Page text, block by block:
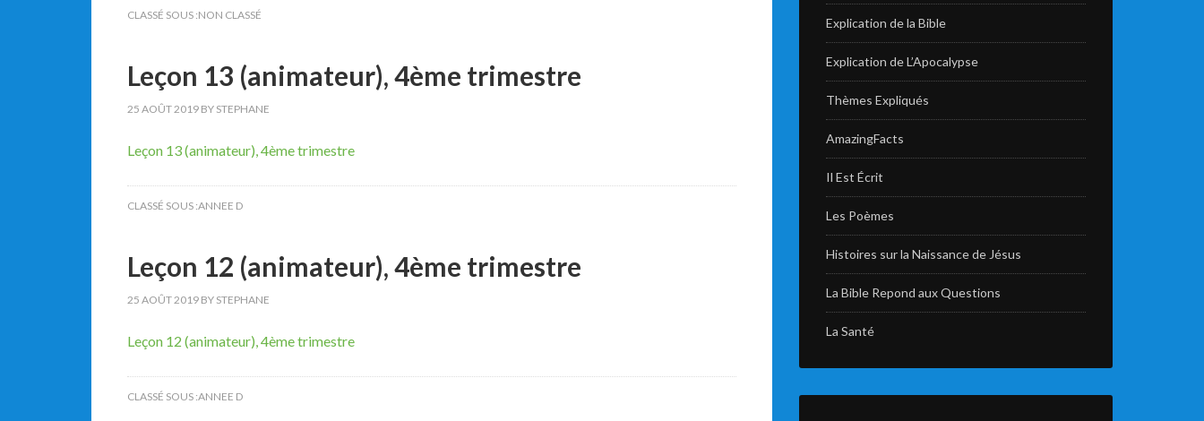
CLASSÉ SOUS :NON CLASSÉ
Leçon 13 (animateur), 4ème trimestre
25 AOÛT 2019 BY STEPHANE
Leçon 13 (animateur), 4ème trimestre
CLASSÉ SOUS :ANNEE D
Leçon 12 (animateur), 4ème trimestre
25 AOÛT 2019 BY STEPHANE
Leçon 12 (animateur), 4ème trimestre
CLASSÉ SOUS :ANNEE D
Explication de la Bible
Explication de L’Apocalypse
Thèmes Expliqués
AmazingFacts
Il Est Écrit
Les Poèmes
Histoires sur la Naissance de Jésus
La Bible Repond aux Questions
La Santé